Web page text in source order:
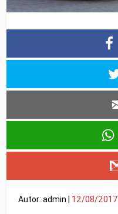
Autor: admin | 12/08/2017